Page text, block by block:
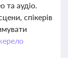
та аудіо.
спікерів